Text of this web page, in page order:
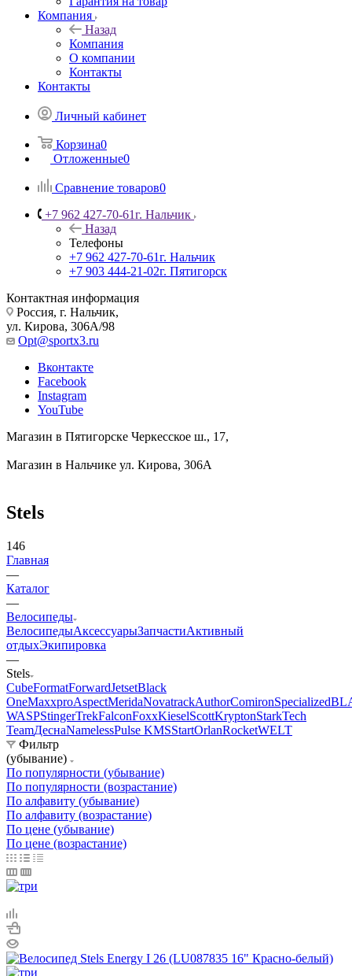
Компания
Назад
Компания
О компании
Контакты
Контакты
Личный кабинет
Корзина0
Отложенные0
Сравнение товаров0
+7 962 427-70-61г. Нальчик
Назад
Телефоны
+7 962 427-70-61г. Нальчик
+7 903 444-21-02г. Пятигорск
Контактная информация
Россия, г. Нальчик,
ул. Кирова, 306А/98
Opt@sportx3.ru
Вконтакте
Facebook
Instagram
YouTube
Магазин в Пятигорске Черкесское ш., 17,
Магазин в Нальчике ул. Кирова, 306А
Stels
146
Главная
—
Каталог
—
Велосипеды
ВелосипедыАксессуарыЗапчастиАктивный
отдыхЭкипировка
—
Stels
CubeFormatForwardJetsetBlack
OneMaxxproAspectMeridaNovatrackAuthorComironSpecialized
WASPStingerTrekFalconFoxxKieselScottKryptonStarkTech
TeamДеснаNamelessPulse KMSStartOrlanRocketWELT
Фильтр
(убывание)
По популярности (убывание)
По популярности (возрастание)
По алфавиту (убывание)
По алфавиту (возрастание)
По цене (убывание)
По цене (возрастание)